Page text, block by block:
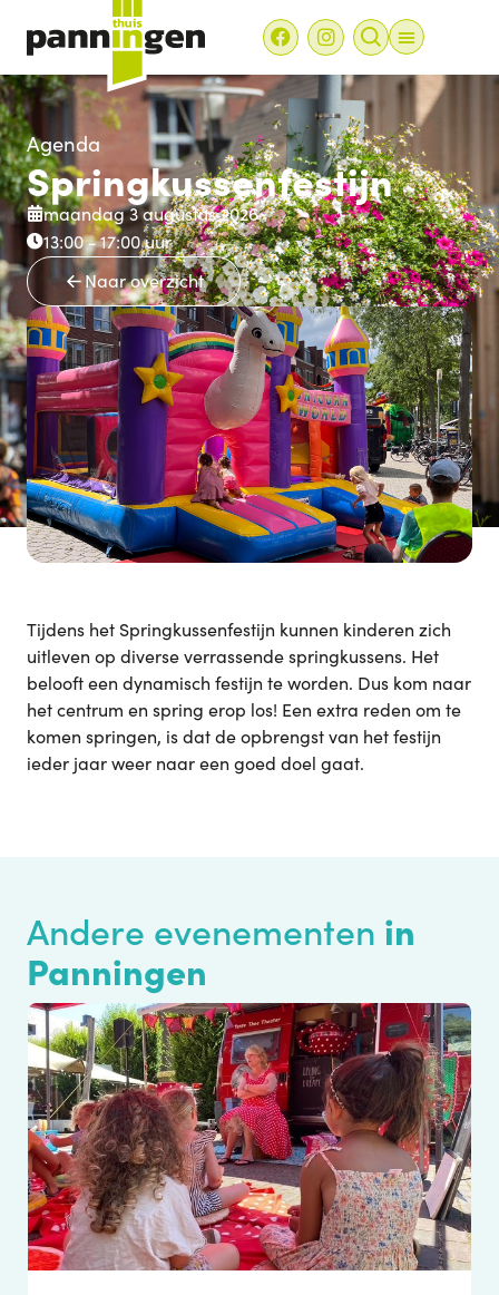
Agenda
Springkussenfestijn
maandag 3 augustus 2026
13:00 -17:00uur
Naar overzicht
Tijdens het Springkussenfestijn kunnen kinderen zich
uitleven op diverse verrassende springkussens. Het
belooft een dynamisch festijn te worden. Dus kom naar
het centrum en spring erop los! Een extra reden om te
komen springen, is dat de opbrengst van het festijn
ieder jaar weer naar een goed doel gaat.
Andere evenementen in
Panningen